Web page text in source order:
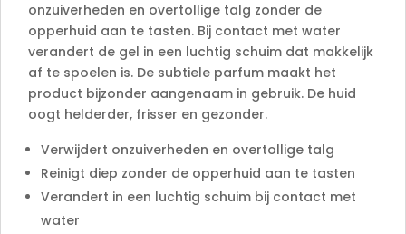
onzuiverheden en overtollige talg zonder de
opperhuid aan te tasten. Bij contact met water
verandert de gel in een luchtig schuim dat makkelijk
af te spoelen is. De subtiele parfum maakt het
product bijzonder aangenaam in gebruik. De huid
oogt helderder, frisser en gezonder.
Verwijdert onzuiverheden en overtollige talg
Reinigt diep zonder de opperhuid aan te tasten
Verandert in een luchtig schuim bij contact met
water